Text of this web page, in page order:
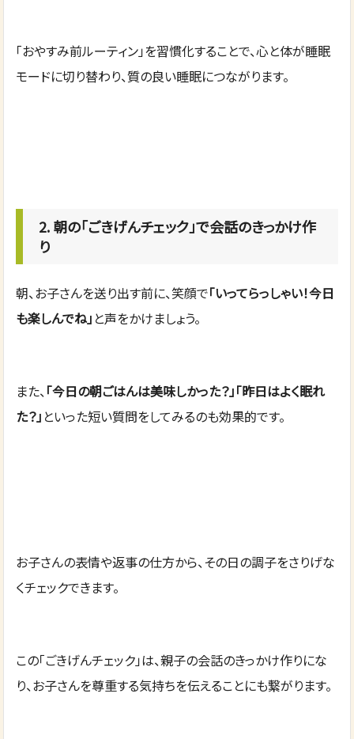
「おやすみ前ルーティン」を習慣化することで、心と体が睡眠
モードに切り替わり、質の良い睡眠につながります。
2. 朝の「ごきげんチェック」で会話のきっかけ作
り
朝、お子さんを送り出す前に、笑顔で「いってらっしゃい！今日
も楽しんでね」 と声をかけましょう。
また、 「今日の朝ごはんは美味しかった？」「昨日はよく眠れ
た？」 といった短い質問をしてみるのも効果的です。
お子さんの表情や返事の仕方から、その日の調子をさりげな
くチェックできます。
この「ごきげんチェック」は、親子の会話のきっかけ作りにな
り、お子さんを尊重する気持ちを伝えることにも繋がります。